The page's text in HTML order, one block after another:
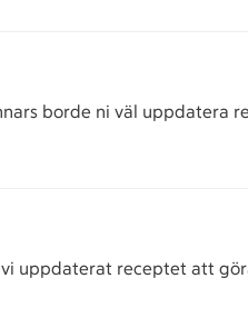
borde ni väl uppdatera
uppdaterat receptet att